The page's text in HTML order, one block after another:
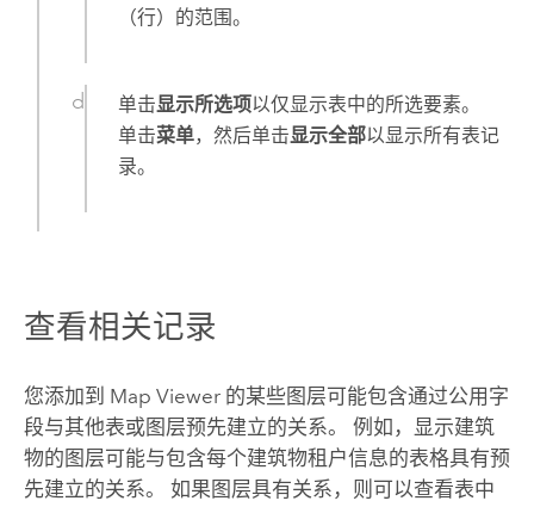
（行）的范围。
单击显示所选项以仅显示表中的所选要素。
单击菜单，然后单击显示全部以显示所有表记
录。
查看相关记录
您添加到 Map Viewer的某些图层可能包含通过公用字
段与其他表或图层预先建立的关系。 例如，显示建筑
物的图层可能与包含每个建筑物租户信息的表格具有预
先建立的关系。 如果图层具有关系，则可以查看表中